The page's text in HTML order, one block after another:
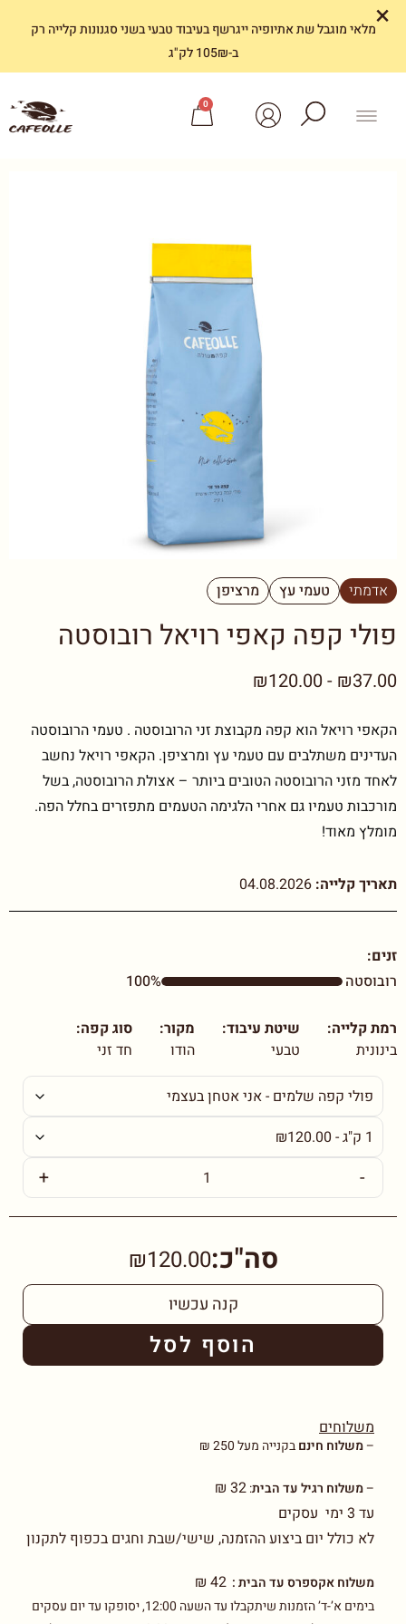
מלאי מוגבל שת אתיופיה ייגרשף בעיבוד טבעי בשני סגנונות קלייה רק
ב-105₪ לק"ג
×
0
אדמתי טעמי עץ מרציפן
פולי קפה קאפי רויאל רובוסטה
₪37.00 - ₪120.00
הקאפי רויאל הוא קפה מקבוצת זני הרובוסטה . טעמי הרובוסטה
העדינים משתלבים עם טעמי עץ ומרציפן. הקאפי רויאל נחשב
לאחד מזני הרובוסטה הטובים ביותר – אצולת הרובוסטה, בשל
מורכבות טעמיו גם אחרי הלגימה הטעמים מתפזרים בחלל הפה.
מומלץ מאוד!
תאריך קלייה: 04.08.2026
זנים:
רובוסטה
100%
רמת קלייה:
בינונית
שיטת עיבוד:
טבעי
מקור:
הודו
סוג קפה:
חד זני
-
+
סה"כ:₪120.00
קנה עכשיו
הוסף לסל
משלוחים
–משלוח חינםבקנייה מעל 250 ₪
–משלוח רגיל עד הבית:
32 ₪
עד 3 ימי עסקים
לא כולל יום ביצוע ההזמנה, שישי/שבת וחגים בכפוף לתקנון
משלוח אקספרס עד הבית : 42 ₪
בימים א’-ד’ הזמנות שיתקבלו עד השעה 12:00, יסופקו עד יום עסקים